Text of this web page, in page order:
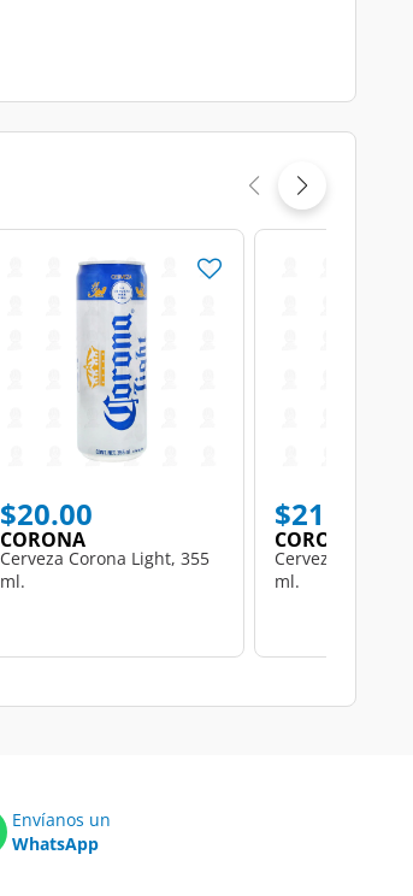
$20.00
CORONA
Cerveza Corona Light, 355
ml.
$21.00
CORONA
Cerveza Corona
ml.
Envíanos un
WhatsApp